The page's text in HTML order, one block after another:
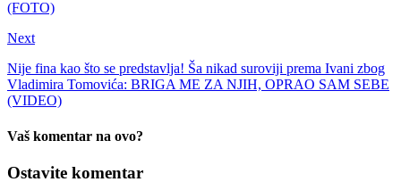
(FOTO)
Next
Nije fina kao što se predstavlja! Ša nikad suroviji prema Ivani zbog
Vladimira Tomovića: BRIGA ME ZA NJIH, OPRAO SAM SEBE
(VIDEO)
Vaš komentar na ovo?
Ostavite komentar